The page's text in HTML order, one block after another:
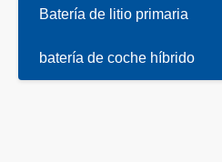
Batería de litio primaria
batería de coche híbrido